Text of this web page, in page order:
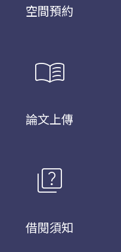
空間預約
menu_book
論文上傳
quiz
借閱須知